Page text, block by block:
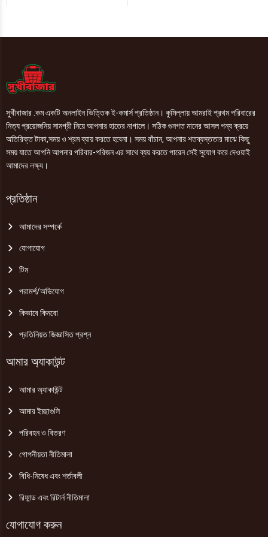
quantity
সুখীবাজার .কম একটি অনলাইন ভিত্তিক ই-কমার্স প্রতিষ্ঠান। কুমিল্লায় আমরাই প্রথম পরিবারের
নিত্য প্রয়োজনিয় সামগ্রী নিয়ে আপনার হাতের নাগালে। সঠিক গুনগত মানের আসল পন্য ক্রয়ে
অতিরিক্ত টাকা,সময় ও শ্রম ব্যায় করতে হবেনা। সময় বাঁচান, আপনার শতব্যস্ততার মাঝে কিছু
সময় যাতে আপনি আপনার পরিবার-পরিজন এর সাথে ব্যয় করতে পারেন সেই সুযোগ করে দেওয়াই
আমাদের লক্ষ্য।
প্রতিষ্ঠান
আমাদের সম্পর্কে
যোগাযোগ
টিম
পরামর্শ/অভিযোগ
কিভাবে কিনবো
প্রতিনিয়ত জিজ্ঞাসিত প্রশ্ন
আমার অ্যাকাউন্ট
আমার অ্যাকাউন্ট
আমার ইচ্ছাগুলি
পরিবহন ও বিতরণ
গোপনীয়তা নীতিমালা
বিধি-নিষেধ এবং শর্তাবলী
রিফান্ড এবং রিটার্ন নীতিমালা
যোগাযোগ করুন